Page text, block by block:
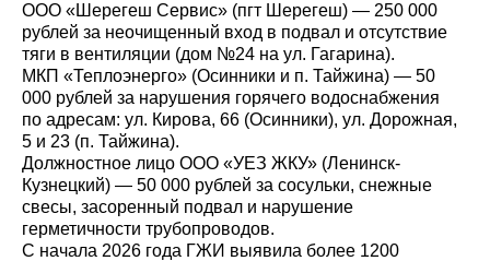
ООО «Шерегеш Сервис» (пгт Шерегеш) — 250 000
рублей за неочищенный вход в подвал и отсутствие
тяги в вентиляции (дом №24 на ул. Гагарина).
МКП «Теплоэнерго» (Осинники и п. Тайжина) — 50
000 рублей за нарушения горячего водоснабжения
по адресам: ул. Кирова, 66 (Осинники), ул. Дорожная,
5 и 23 (п. Тайжина).
Должностное лицо ООО «УЕЗ ЖКУ» (Ленинск-
Кузнецкий) — 50 000 рублей за сосульки, снежные
свесы, засоренный подвал и нарушение
герметичности трубопроводов.
С начала 2026 года ГЖИ выявила более 1200